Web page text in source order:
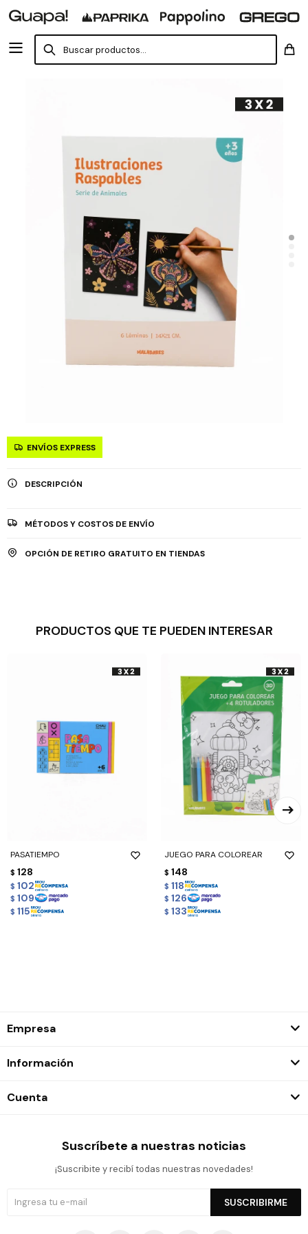
ENVÍOS EXPRESS
DESCRIPCIÓN
MÉTODOS Y COSTOS DE ENVÍO
OPCIÓN DE RETIRO GRATUITO EN TIENDAS
PRODUCTOS QUE TE PUEDEN INTERESAR
PASATIEMPO
$ 128
$ 102
$ 109
$ 115
JUEGO PARA COLOREAR
$ 148
$ 118
$ 126
$ 133
Empresa
Información
Cuenta
Suscríbete a nuestras noticias
¡Suscribite y recibí todas nuestras novedades!
SUSCRIBIRME